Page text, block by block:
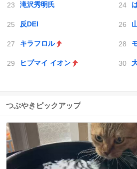
滝沢秀明氏
反DEI
キラフロル
ヒプマイ イオン
つぶやきピックアップ